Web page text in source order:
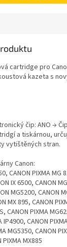
cartridge pro
kazeta s
čip: ANO →
a tiskárnou,
vytištěných stran.
Canon:
CANON PIXMA MG
IX 6500, CANON
MG5200, CANON
MX 895, CANON
CANON PIXMA
IP4900, CANON
MG5350, CANON
PIXMA MX885